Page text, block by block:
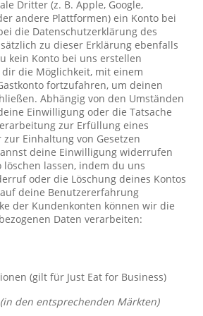
Dritter (z. B. Apple, Google,
andere Plattformen) ein Konto bei
die Datenschutzerklärung des
zu dieser Erklärung ebenfalls
kein Konto bei uns erstellen
die Möglichkeit, mit einem
fortzufahren, um deinen
Abhängig von den Umständen
Einwilligung oder die Tatsache
zur Erfüllung eines
Einhaltung von Gesetzen
deine Einwilligung widerrufen
lassen, indem du uns
oder die Löschung deines Kontos
deine Benutzererfahrung
der Kundenkonten können wir die
Daten verarbeiten:
(gilt für Just Eat for Business)
den entsprechenden Märkten)